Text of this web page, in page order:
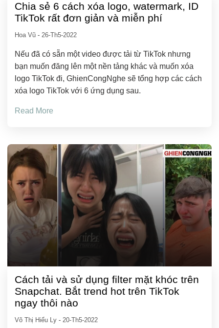
Chia sẻ 6 cách xóa logo, watermark, ID
TikTok rất đơn giản và miễn phí
Hoa Vũ - 26-Th5-2022
Nếu đã có sẵn một video được tải từ TikTok nhưng
bạn muốn đăng lên một nền tảng khác và muốn xóa
logo TikTok đi, GhienCongNghe sẽ tổng hợp các cách
xóa logo TikTok với 6 ứng dụng sau.
Read More
Cách tải và sử dụng filter mặt khóc trên
Snapchat. Bắt trend hot trên TikTok
ngay thôi nào
Võ Thị Hiểu Ly - 20-Th5-2022